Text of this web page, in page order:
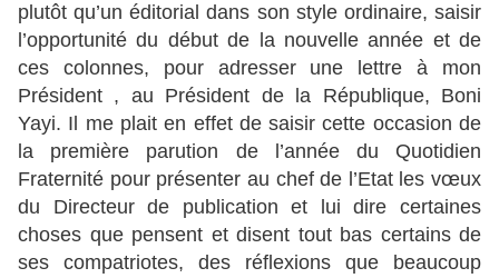
plutôt qu’un éditorial dans son style ordinaire, saisir
l’opportunité du début de la nouvelle année et de
ces colonnes, pour adresser une lettre à mon
Président , au Président de la République, Boni
Yayi. Il me plait en effet de saisir cette occasion de
la première parution de l’année du Quotidien
Fraternité pour présenter au chef de l’Etat les vœux
du Directeur de publication et lui dire certaines
choses que pensent et disent tout bas certains de
ses compatriotes, des réflexions que beaucoup